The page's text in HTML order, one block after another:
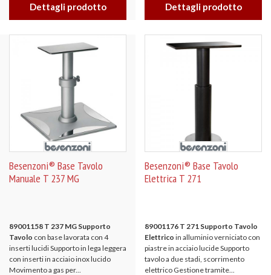
Dettagli prodotto Dettagli prodotto
Besenzoni® Base Tavolo
Manuale T 237 MG
89001158 T 237 MG Supporto
Tavolo con base lavorata con 4
inserti lucidi Supporto in lega leggera
con inserti in acciaio inox lucido
Movimento a gas per...
Besenzoni® Base Tavolo
Elettrica T 271
89001176 T 271 Supporto Tavolo
Elettrico in alluminio verniciato con
piastre in acciaio lucide Supporto
tavolo a due stadi, scorrimento
elettrico Gestione tramite...